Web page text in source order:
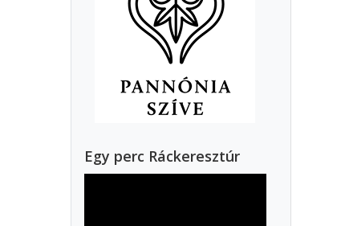
Egy perc Ráckeresztúr